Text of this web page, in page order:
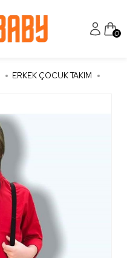
0
ERKEK ÇOCUK TAKIM